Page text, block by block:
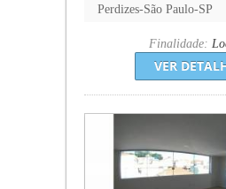
Perdizes-São Paulo-SP
Finalidade:
VER